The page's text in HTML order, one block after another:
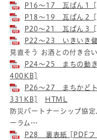
P16～17 瓦ばん１
P18～19 瓦ばん２
P20～21 瓦ばん３
P22～23 いきいき
見直そう お酒との付き合
P24～25 まちの動
400KB]
P26～27 まちかど
331KB]
HTML
防災パートナーシップ協
ーラム…
P28 裏表紙 [PDFフ